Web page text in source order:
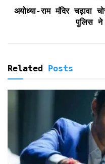
l
y
अयोध्या-राम मंदिर चढ़ावा
पुलिस ने
Related Posts